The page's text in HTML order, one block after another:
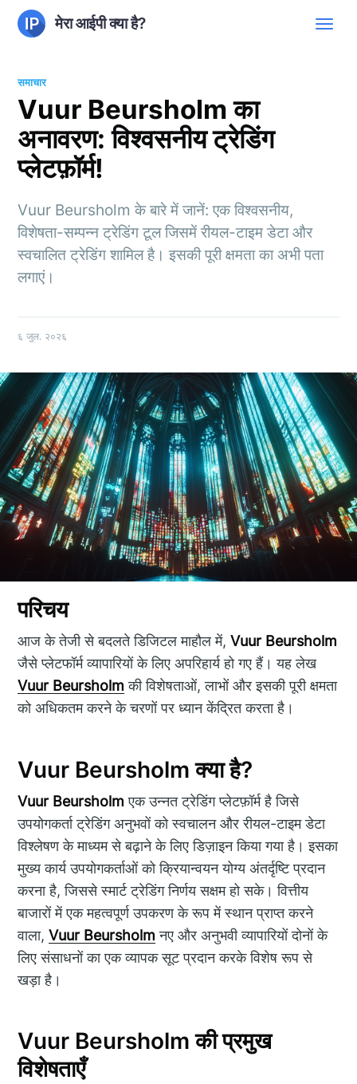
मेरा आईपी क्या है?
समाचार
Vuur Beursholm का
अनावरण: विश्वसनीय ट्रेडिंग
प्लेटफ़ॉर्म!
Vuur Beursholm के बारे में जानें: एक विश्वसनीय,
विशेषता-सम्पन्न ट्रेडिंग टूल जिसमें रीयल-टाइम डेटा और
स्वचालित ट्रेडिंग शामिल है। इसकी पूरी क्षमता का अभी पता
लगाएं।
६ जुल. २०२६
परिचय
आज के तेजी से बदलते डिजिटल माहौल में,Vuur Beursholm
जैसे प्लेटफॉर्म व्यापारियों के लिए अपरिहार्य हो गए हैं। यह लेख
Vuur Beursholm की विशेषताओं, लाभों और इसकी पूरी क्षमता
को अधिकतम करने के चरणों पर ध्यान केंद्रित करता है।
Vuur Beursholm क्या है?
Vuur Beursholm एक उन्नत ट्रेडिंग प्लेटफ़ॉर्म है जिसे
उपयोगकर्ता ट्रेडिंग अनुभवों को स्वचालन और रीयल-टाइम डेटा
विश्लेषण के माध्यम से बढ़ाने के लिए डिज़ाइन किया गया है। इसका
मुख्य कार्य उपयोगकर्ताओं को क्रियान्वयन योग्य अंतर्दृष्टि प्रदान
करना है, जिससे स्मार्ट ट्रेडिंग निर्णय सक्षम हो सके। वित्तीय
बाजारों में एक महत्वपूर्ण उपकरण के रूप में स्थान प्राप्त करने
वाला,Vuur Beursholm नए और अनुभवी व्यापारियों दोनों के
लिए संसाधनों का एक व्यापक सूट प्रदान करके विशेष रूप से
खड़ा है।
Vuur Beursholm की प्रमुख
विशेषताएँ